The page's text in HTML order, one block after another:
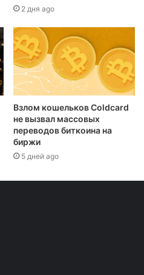
2 дня ago
Взлом кошельков Coldcard
не вызвал массовых
переводов биткоина на
биржи
5 дней ago